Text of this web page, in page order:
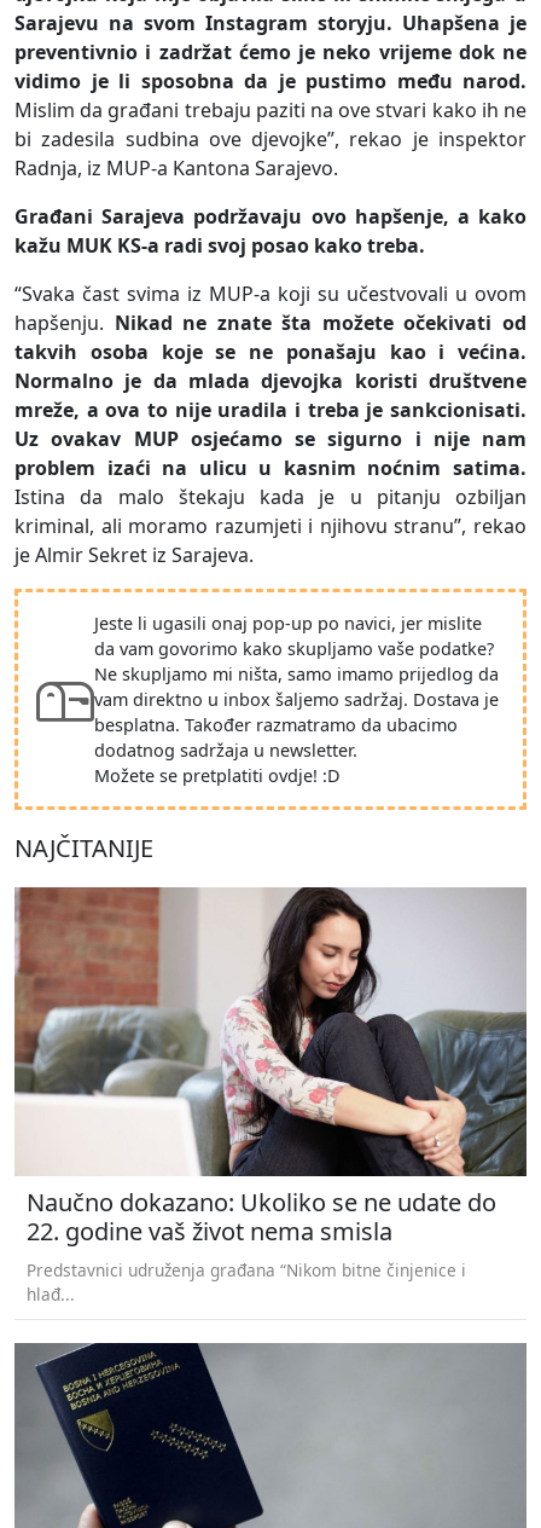
Sarajevu na svom Instagram storyju. Uhapšena je
preventivnio i zadržat ćemo je neko vrijeme dok ne
vidimo je li sposobna da je pustimo među narod.
Mislim da građani trebaju paziti na ove stvari kako ih ne
bi zadesila sudbina ove djevojke”, rekao je inspektor
Radnja, iz MUP-a Kantona Sarajevo.
Građani Sarajeva podržavaju ovo hapšenje, a kako
kažu MUK KS-a radi svoj posao kako treba.
“Svaka čast svima iz MUP-a koji su učestvovali u ovom
hapšenju. Nikad ne znate šta možete očekivati od
takvih osoba koje se ne ponašaju kao i većina.
Normalno je da mlada djevojka koristi društvene
mreže, a ova to nije uradila i treba je sankcionisati.
Uz ovakav MUP osjećamo se sigurno i nije nam
problem izaći na ulicu u kasnim noćnim satima.
Istina da malo štekaju kada je u pitanju ozbiljan
kriminal, ali moramo razumjeti i njihovu stranu”, rekao
je Almir Sekret iz Sarajeva.
Jeste li ugasili onaj pop-up po navici, jer mislite
da vam govorimo kako skupljamo vaše podatke?
Ne skupljamo mi ništa, samo imamo prijedlog da
vam direktno u inbox šaljemo sadržaj. Dostava je
besplatna. Također razmatramo da ubacimo
dodatnog sadržaja u newsletter.
Možete se pretplatiti ovdje! :D
NAJČITANIJE
Naučno dokazano: Ukoliko se ne udate do
22. godine vaš život nema smisla
Predstavnici udruženja građana “Nikom bitne činjenice i
hlađ...